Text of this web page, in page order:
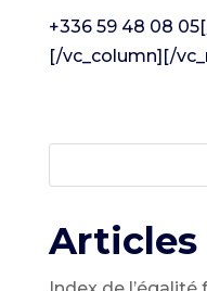
+336 59 48 08
[/vc_column][/
Articles